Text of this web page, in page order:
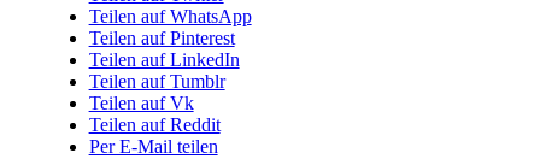
Teilen auf WhatsApp
Teilen auf Pinterest
Teilen auf LinkedIn
Teilen auf Tumblr
Teilen auf Vk
Teilen auf Reddit
Per E-Mail teilen